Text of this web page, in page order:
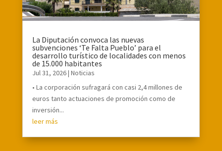
La Diputación convoca las nuevas
subvenciones ‘Te Falta Pueblo’ para el
desarrollo turístico de localidades con menos
de 15.000 habitantes
Jul 31, 2026| Noticias
• La corporación sufragará con casi 2,4 millones de
euros tanto actuaciones de promoción como de
inversión...
leer más